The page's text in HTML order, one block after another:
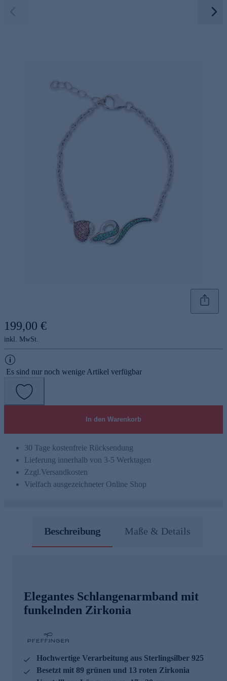
199,00 €
inkl. MwSt.
Es sind nur noch wenige Artikel verfügbar
In den Warenkorb
30 Tage kostenfreie Rücksendung
Lieferung innerhalb von 3-5 Werktagen
Zzgl.Versandkosten
Vielfach ausgezeichneter Online Shop
Beschreibung Maße & Details
Elegantes Schlangenarmband mit
funkelnden Zirkonia
Hochwertige Verarbeitung aus Sterlingsilber 925
Besetzt mit 89 grünen und 13 roten Zirkonia